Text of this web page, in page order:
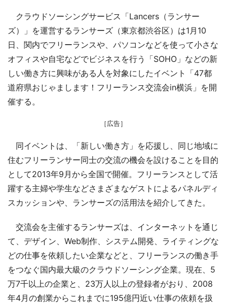
クラウドソーシングサービス「Lancers（ランサー
ズ）」を運営するランサーズ（東京都渋谷区）は1月10
日、関内でフリーランスや、パソコンなどを使って小さな
オフィスや自宅などでビジネスを行う「SOHO」などの新
しい働き方に興味がある人を対象にしたイベント「47都
道府県おじゃまします！フリーランス交流会in横浜」を開
催する。
［広告］
同イベントは、「新しい働き方」を応援し、同じ地域に
住むフリーランサー同士の交流の機会を設けることを目的
として2013年9月から全国で開催。フリーランスとして活
躍する主婦や学生などさまざまなゲストによるパネルディ
スカッションや、ランサーズの活用法を紹介してきた。
交流会を主催するランサーズは、インターネットを通じ
て、デザイン、Web制作、システム開発、ライティングな
どの仕事を依頼したい企業などと、フリーランスの働き手
をつなぐ国内最大級のクラウドソーシング企業。現在、5
万7千以上の企業と、23万人以上の登録者がおり、2008
年4月の創業からこれまでに195億円近い仕事の依頼を扱